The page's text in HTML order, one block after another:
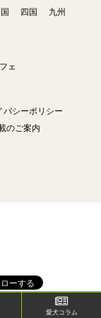
四国
九州
ェ
バシーポリシー
のご案内
愛犬コラム